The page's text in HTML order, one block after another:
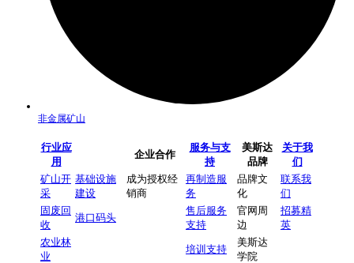
非金属矿山
行业应
用
企业合作
服务与支
持
美斯达
品牌
关于我
们
矿山开
采
基础设施
建设
成为授权经
销商
再制造服
务
品牌文
化
联系我
们
固废回
收
港口码头
售后服务
支持
官网周
边
招募精
英
农业林
业
培训支持
美斯达
学院